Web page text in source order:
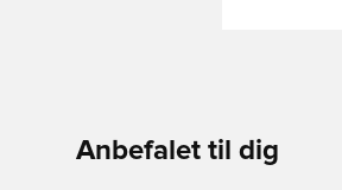
Anbefalet til dig